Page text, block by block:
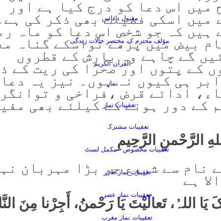
مقبول دعائیں
مؤلف محترم کے مختصر حالات زندگی
القرآن الكريم
نماز
تعقیبات نماز
تعقیبات مشترکہ
تعقیبات مخصوص - مکمل لسٹ
تعقیبات نماز ظہر
تعقیبات نماز عصر
تعقیبات نمازِ مغرب
میں اس دعا کو درج کیا ہے اور
میں اسکی فضیلت بھی ذکر کی
ہیں کہ جو شخص اس دعا کو ماہ
بیض میں پڑھے تواسکے گناہ
گے چاہے وہ بارش کے قطروں
کے پتوں اور صحرا کی ریت کے
ہی کیوں نہ ہوں۔ نیز یہ
ادائے قرض ،فراخی و
کے دور ہونے کے کیلئے بھی
الرَّحْمنِ الرَّحِیمِ
نام سے شروع جو بڑا مہربان
ہے
یَا اللہُ، تَعالَیْتَ یَا رَحْمنُ، أَجِرْنا مِنَ